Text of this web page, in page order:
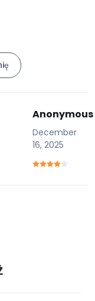
Anonymous
December
16, 2025